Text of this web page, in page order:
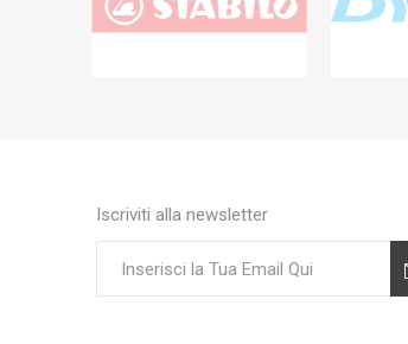
Iscriviti alla newsletter